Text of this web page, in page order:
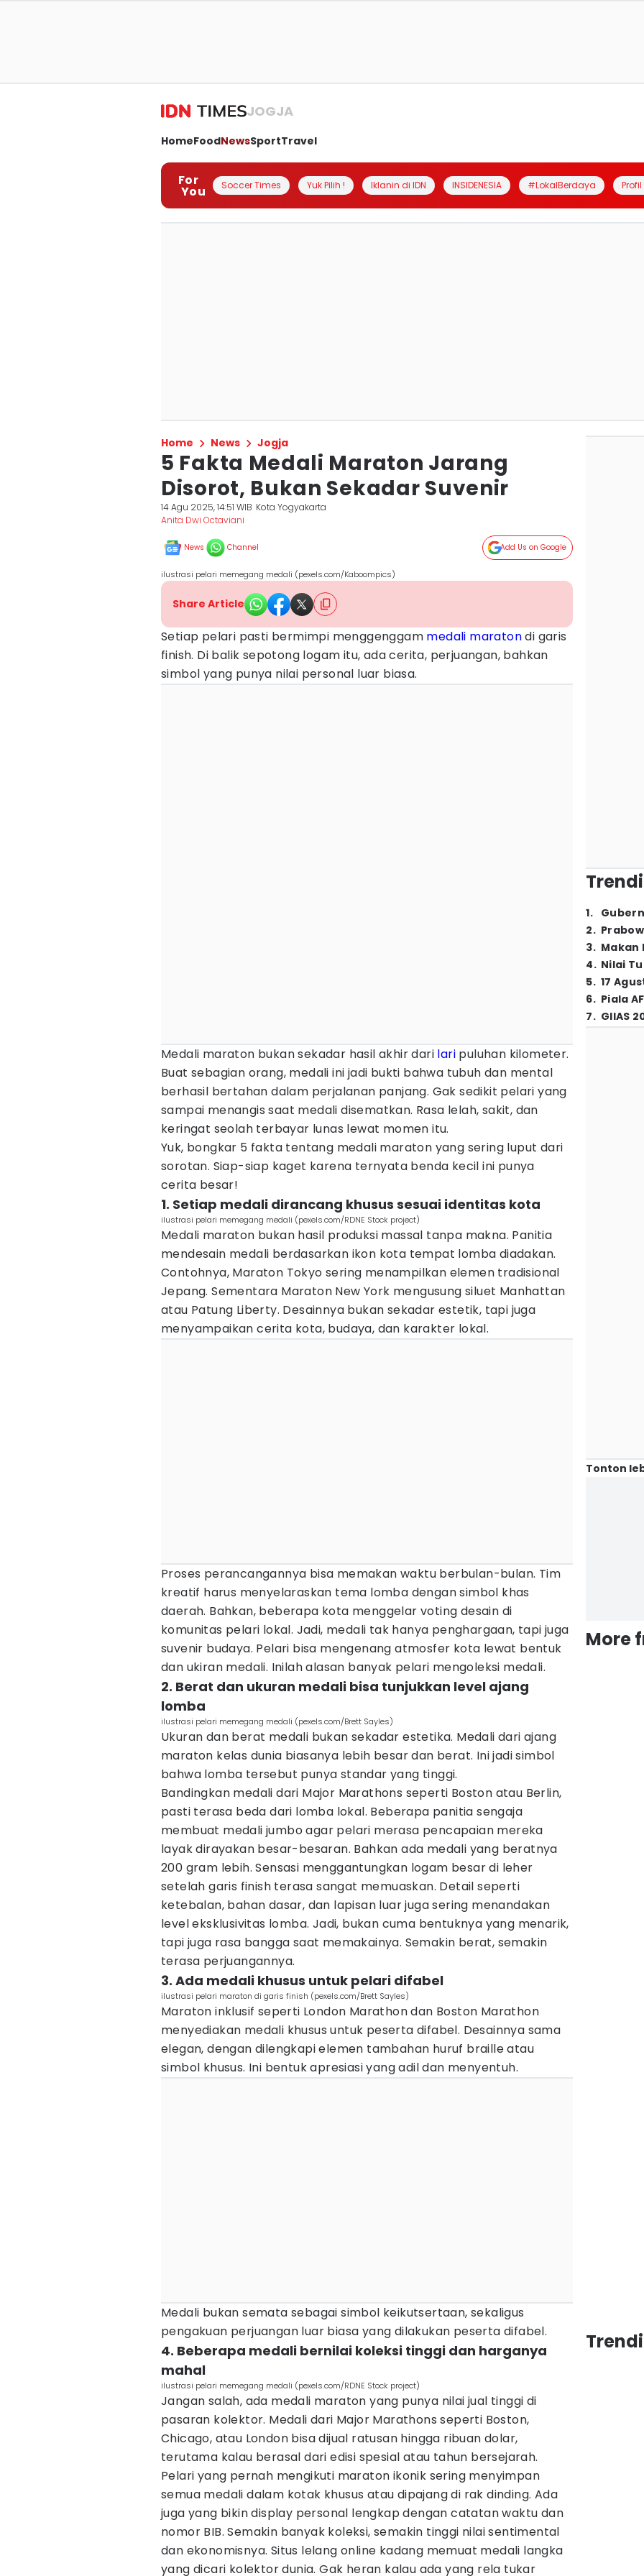
JOGJA
HomeFoodNewsSportTravel
For
You Soccer Times Yuk Pilih ! Iklanin di IDN INSIDENESIA #LokalBerdaya
Home News Jogja
5 Fakta Medali Maraton Jarang
Disorot, Bukan Sekadar Suvenir
14 Agu 2025, 14:51 WIB Kota Yogyakarta
Anita Dwi Octaviani
News Channel Add Us on Google
ilustrasi pelari memegang medali (pexels.com/Kaboompics)
Share Article
Setiap pelari pasti bermimpi menggenggam medali maratondi garis
finish. Di balik sepotong logam itu, ada cerita, perjuangan, bahkan
simbol yang punya nilai personal luar biasa.
Medali maraton bukan sekadar hasil akhir dari lari puluhan kilometer.
Buat sebagian orang, medali ini jadi bukti bahwa tubuh dan mental
berhasil bertahan dalam perjalanan panjang. Gak sedikit pelari yang
sampai menangis saat medali disematkan. Rasa lelah, sakit, dan
keringat seolah terbayar lunas lewat momen itu.
Yuk, bongkar 5 fakta tentang medali maraton yang sering luput dari
sorotan. Siap-siap kaget karena ternyata benda kecil ini punya
cerita besar!
1. Setiap medali dirancang khusus sesuai identitas kota
ilustrasi pelari memegang medali (pexels.com/RDNE Stock project)
Medali maraton bukan hasil produksi massal tanpa makna. Panitia
mendesain medali berdasarkan ikon kota tempat lomba diadakan.
Contohnya, Maraton Tokyo sering menampilkan elemen tradisional
Jepang. Sementara Maraton New York mengusung siluet Manhattan
atau Patung Liberty. Desainnya bukan sekadar estetik, tapi juga
menyampaikan cerita kota, budaya, dan karakter lokal.
Proses perancangannya bisa memakan waktu berbulan-bulan. Tim
kreatif harus menyelaraskan tema lomba dengan simbol khas
daerah. Bahkan, beberapa kota menggelar voting desain di
komunitas pelari lokal. Jadi, medali tak hanya penghargaan, tapi juga
suvenir budaya. Pelari bisa mengenang atmosfer kota lewat bentuk
dan ukiran medali. Inilah alasan banyak pelari mengoleksi medali.
2. Berat dan ukuran medali bisa tunjukkan level ajang
lomba
ilustrasi pelari memegang medali (pexels.com/Brett Sayles)
Ukuran dan berat medali bukan sekadar estetika. Medali dari ajang
maraton kelas dunia biasanya lebih besar dan berat. Ini jadi simbol
bahwa lomba tersebut punya standar yang tinggi.
Bandingkan medali dari Major Marathons seperti Boston atau Berlin,
pasti terasa beda dari lomba lokal. Beberapa panitia sengaja
membuat medali jumbo agar pelari merasa pencapaian mereka
layak dirayakan besar-besaran. Bahkan ada medali yang beratnya
200 gram lebih. Sensasi menggantungkan logam besar di leher
setelah garis finish terasa sangat memuaskan. Detail seperti
ketebalan, bahan dasar, dan lapisan luar juga sering menandakan
level eksklusivitas lomba. Jadi, bukan cuma bentuknya yang menarik,
tapi juga rasa bangga saat memakainya. Semakin berat, semakin
terasa perjuangannya.
3. Ada medali khusus untuk pelari difabel
ilustrasi pelari maraton di garis finish (pexels.com/Brett Sayles)
Maraton inklusif seperti London Marathon dan Boston Marathon
menyediakan medali khusus untuk peserta difabel. Desainnya sama
elegan, dengan dilengkapi elemen tambahan huruf braille atau
simbol khusus. Ini bentuk apresiasi yang adil dan menyentuh.
Medali bukan semata sebagai simbol keikutsertaan, sekaligus
pengakuan perjuangan luar biasa yang dilakukan peserta difabel.
4. Beberapa medali bernilai koleksi tinggi dan harganya
mahal
ilustrasi pelari memegang medali (pexels.com/RDNE Stock project)
Jangan salah, ada medali maraton yang punya nilai jual tinggi di
pasaran kolektor. Medali dari Major Marathons seperti Boston,
Chicago, atau London bisa dijual ratusan hingga ribuan dolar,
terutama kalau berasal dari edisi spesial atau tahun bersejarah.
Pelari yang pernah mengikuti maraton ikonik sering menyimpan
semua medali dalam kotak khusus atau dipajang di rak dinding. Ada
juga yang bikin display personal lengkap dengan catatan waktu dan
nomor BIB. Semakin banyak koleksi, semakin tinggi nilai sentimental
dan ekonomisnya. Situs lelang online kadang memuat medali langka
yang dicari kolektor dunia. Gak heran kalau ada yang rela tukar
1.
2.
3. Makan
4. Nilai
5. 17
6. Piala
7. GIIAS
Tonton
More